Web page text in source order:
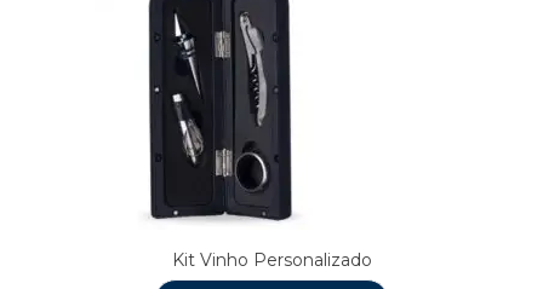
Kit Vinho Personalizado